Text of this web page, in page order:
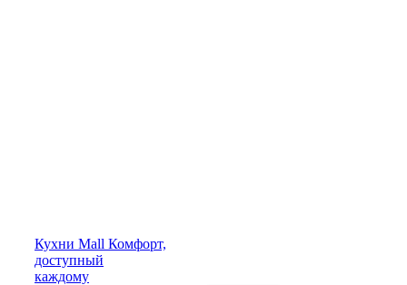
Кухни Mall Комфорт,
доступный
каждому